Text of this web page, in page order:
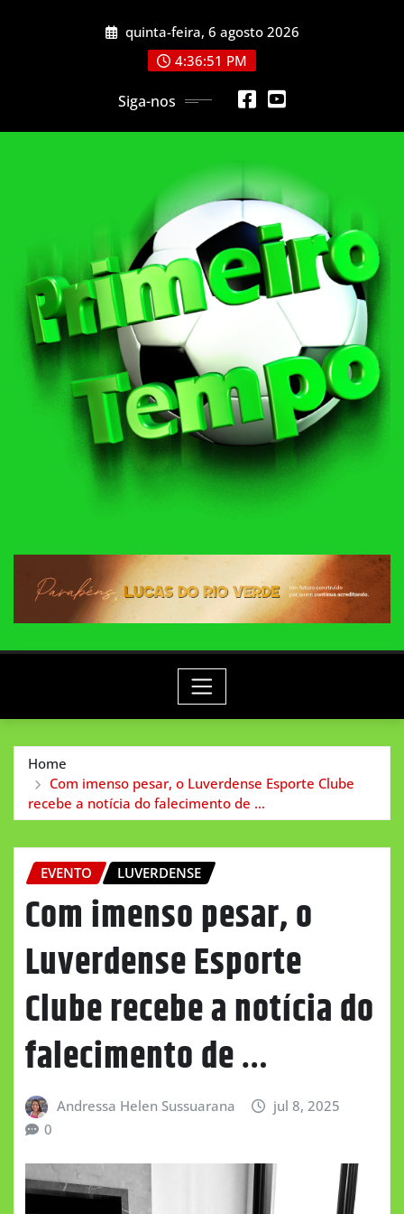
quinta-feira, 6 agosto 2026
4:36:53 PM
Siga-nos
Home
Com imenso pesar, o Luverdense Esporte Clube
recebe a notícia do falecimento de …
EVENTO LUVERDENSE
Com imenso pesar, o
Luverdense Esporte
Clube recebe a notícia do
falecimento de …
Andressa Helen Sussuarana
jul 8, 2025
0